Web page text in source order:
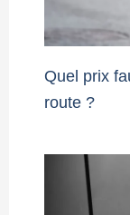
Quel prix
route ?